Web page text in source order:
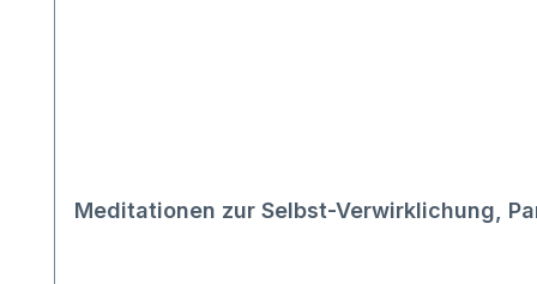
Meditationen zur Selbst-Verwirklichung,